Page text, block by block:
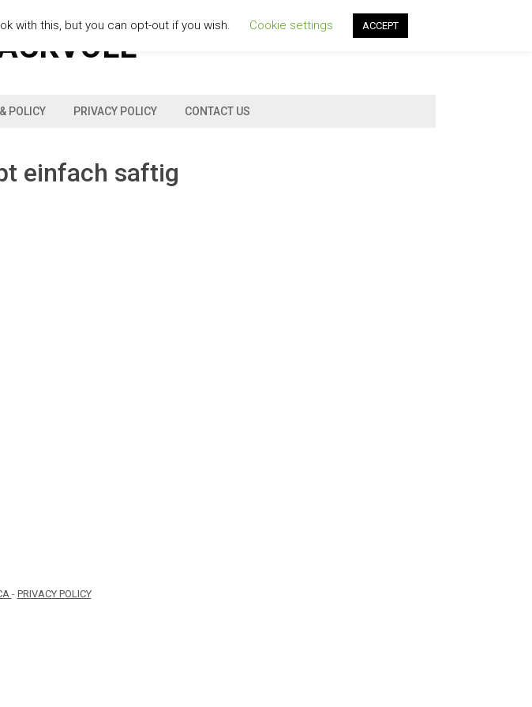
POLICY PRIVACY POLICY CONTACT US
einfach saftig
- PRIVACY POLICY
with this, but you can opt-out if you wish. Cookie settings ACCEPT